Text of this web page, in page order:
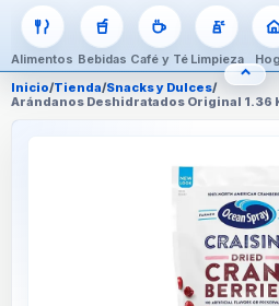
Alimentos Bebidas Café y Té Limpieza
⌃
Inicio/Tienda/Snacks y Dulces/
Arándanos